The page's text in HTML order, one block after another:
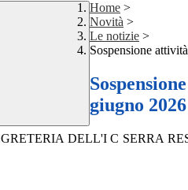
Home >
Novità >
Le notizie >
Sospensione
giugno 2026
DELL'I C SERRA